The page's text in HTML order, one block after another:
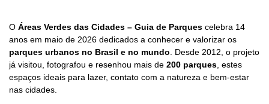
O Áreas Verdes das Cidades – Guia de Parques celebra 14
anos em maio de 2026 dedicados a conhecer e valorizar os
parques urbanos no Brasil e no mundo . Desde 2012, o projeto
já visitou, fotografou e resenhou mais de 200 parques , estes
espaços ideais para lazer, contato com a natureza e bem-estar
nas cidades.